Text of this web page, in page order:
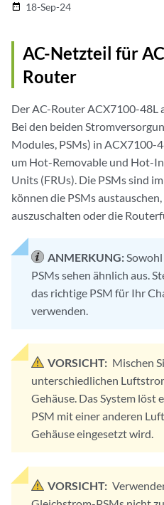
date_range 18-Sep-24
AC-Netzteil für
Router
Der AC-Router ACX7100-48L
Bei den beiden
Modules, PSMs) in ACX7100-
um Hot-Removable und Hot-
Units (FRUs). Die PSMs sind
können die PSMs
auszuschalten oder die
ANMERKUNG:
PSMs sehen ähnlich aus.
das richtige PSM für Ihr
verwenden.
VORSICHT: Mischen
unterschiedlichen
Gehäuse. Das System löst
PSM mit einer anderen
Gehäuse eingesetzt wird.
VORSICHT: